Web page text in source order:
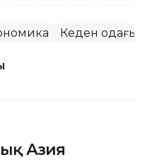
Кеден одағы
Азия